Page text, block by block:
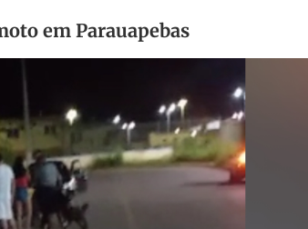
em Parauapebas